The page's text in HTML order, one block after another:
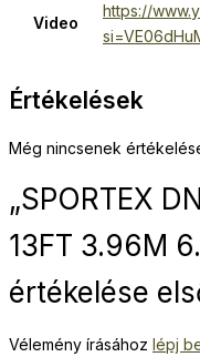
Video
https://
Értékelések
Még nincsenek
„SPORTEX
13FT 3.96M
értékelése
Vélemény írásához lépj